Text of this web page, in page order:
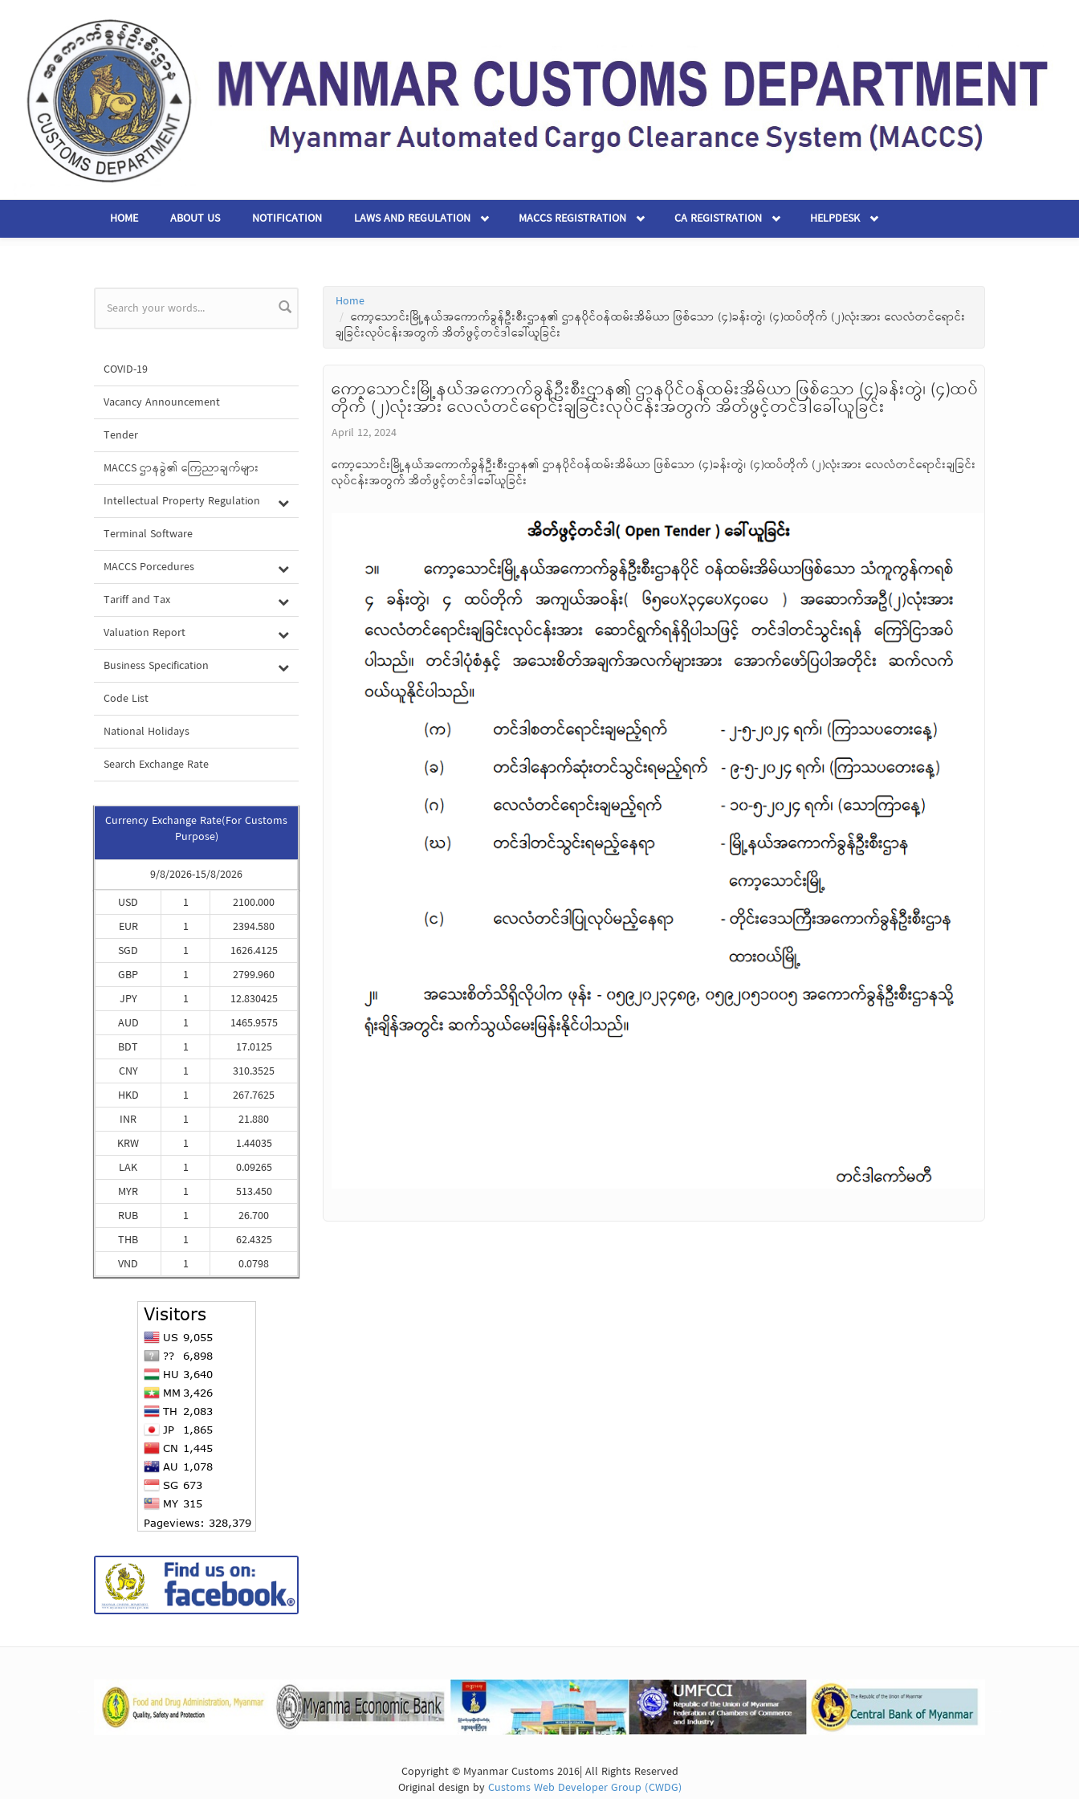
HOME ABOUT US NOTIFICATION LAWS AND REGULATION MACCS REGISTRATION CA REGISTRATION HELPDESK
Search form
COVID-19
Vacancy Announcement
Tender
MACCS ဌာနခွဲ၏ ကြေညာချက်များ
Intellectual Property Regulation
Terminal Software
MACCS Porcedures
Tariff and Tax
Valuation Report
Business Specification
Code List
National Holidays
Search Exchange Rate
Currency Exchange Rate(For Customs
Purpose)
9/8/2026-15/8/2026
USD
EUR
SGD
GBP
JPY
AUD
BDT
CNY
HKD
INR
KRW
LAK
MYR
RUB
THB
VND
1
1
1
1
1
1
1
1
1
1
1
1
1
1
1
1
2100.000
2394.580
1626.4125
2799.960
12.830425
1465.9575
17.0125
310.3525
267.7625
21.880
1.44035
0.09265
513.450
26.700
62.4325
0.0798
Home
ကော့သောင်းမြို့နယ်အကောက်ခွန်ဦးစီးဌာန၏ ဌာနပိုင်ဝန်ထမ်းအိမ်ယာ ဖြစ်သော (၄)ခန်းတွဲ၊ (၄)ထပ်တိုက် (၂)လုံးအား လေလံတင်ရောင်း
ချခြင်းလုပ်ငန်းအတွက် အိတ်ဖွင့်တင်ဒါခေါ်ယူခြင်း
ကော့သောင်းမြို့နယ်အကောက်ခွန်ဦးစီးဌာန၏ ဌာနပိုင်ဝန်ထမ်းအိမ်ယာ ဖြစ်သော (၄)ခန်းတွဲ၊ (၄)ထပ်
တိုက် (၂)လုံးအား လေလံတင်ရောင်းချခြင်းလုပ်ငန်းအတွက် အိတ်ဖွင့်တင်ဒါခေါ်ယူခြင်း
April 12, 2024
ကော့သောင်းမြို့နယ်အကောက်ခွန်ဦးစီးဌာန၏ ဌာနပိုင်ဝန်ထမ်းအိမ်ယာ ဖြစ်သော (၄)ခန်းတွဲ၊ (၄)ထပ်တိုက် (၂)လုံးအား လေလံတင်ရောင်းချခြင်း
လုပ်ငန်းအတွက် အိတ်ဖွင့်တင်ဒါခေါ်ယူခြင်း
Copyright © Myanmar Customs 2016| All Rights Reserved
Original design byCustoms Web Developer Group (CWDG)